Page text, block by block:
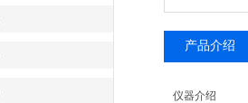
产品介绍
仪器介绍